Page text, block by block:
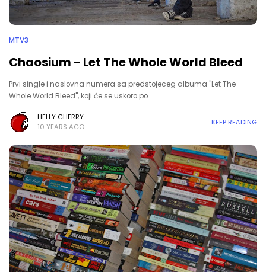
MTV3
Chaosium - Let The Whole World Bleed
Prvi single i naslovna numera sa predstojeceg albuma "Let The
Whole World Bleed", koji će se uskoro po…
HELLY CHERRY
10 YEARS AGO
KEEP READING